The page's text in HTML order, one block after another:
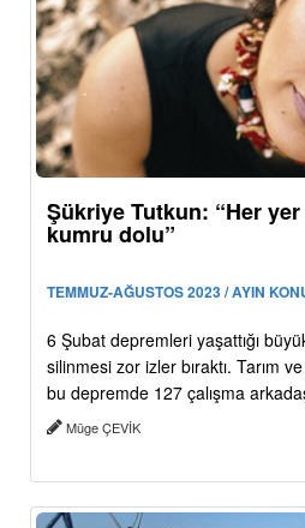
Şükriye Tutkun: “Her yer
kumru dolu”
TEMMUZ-AĞUSTOS 2023 / AYIN
6 Şubat depremleri yaşattığı
silinmesi zor izler bıraktı. Tarım
bu depremde 127 çalışma
Müge ÇEVİK